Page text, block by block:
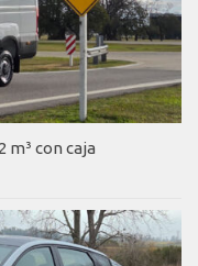
m³ con caja